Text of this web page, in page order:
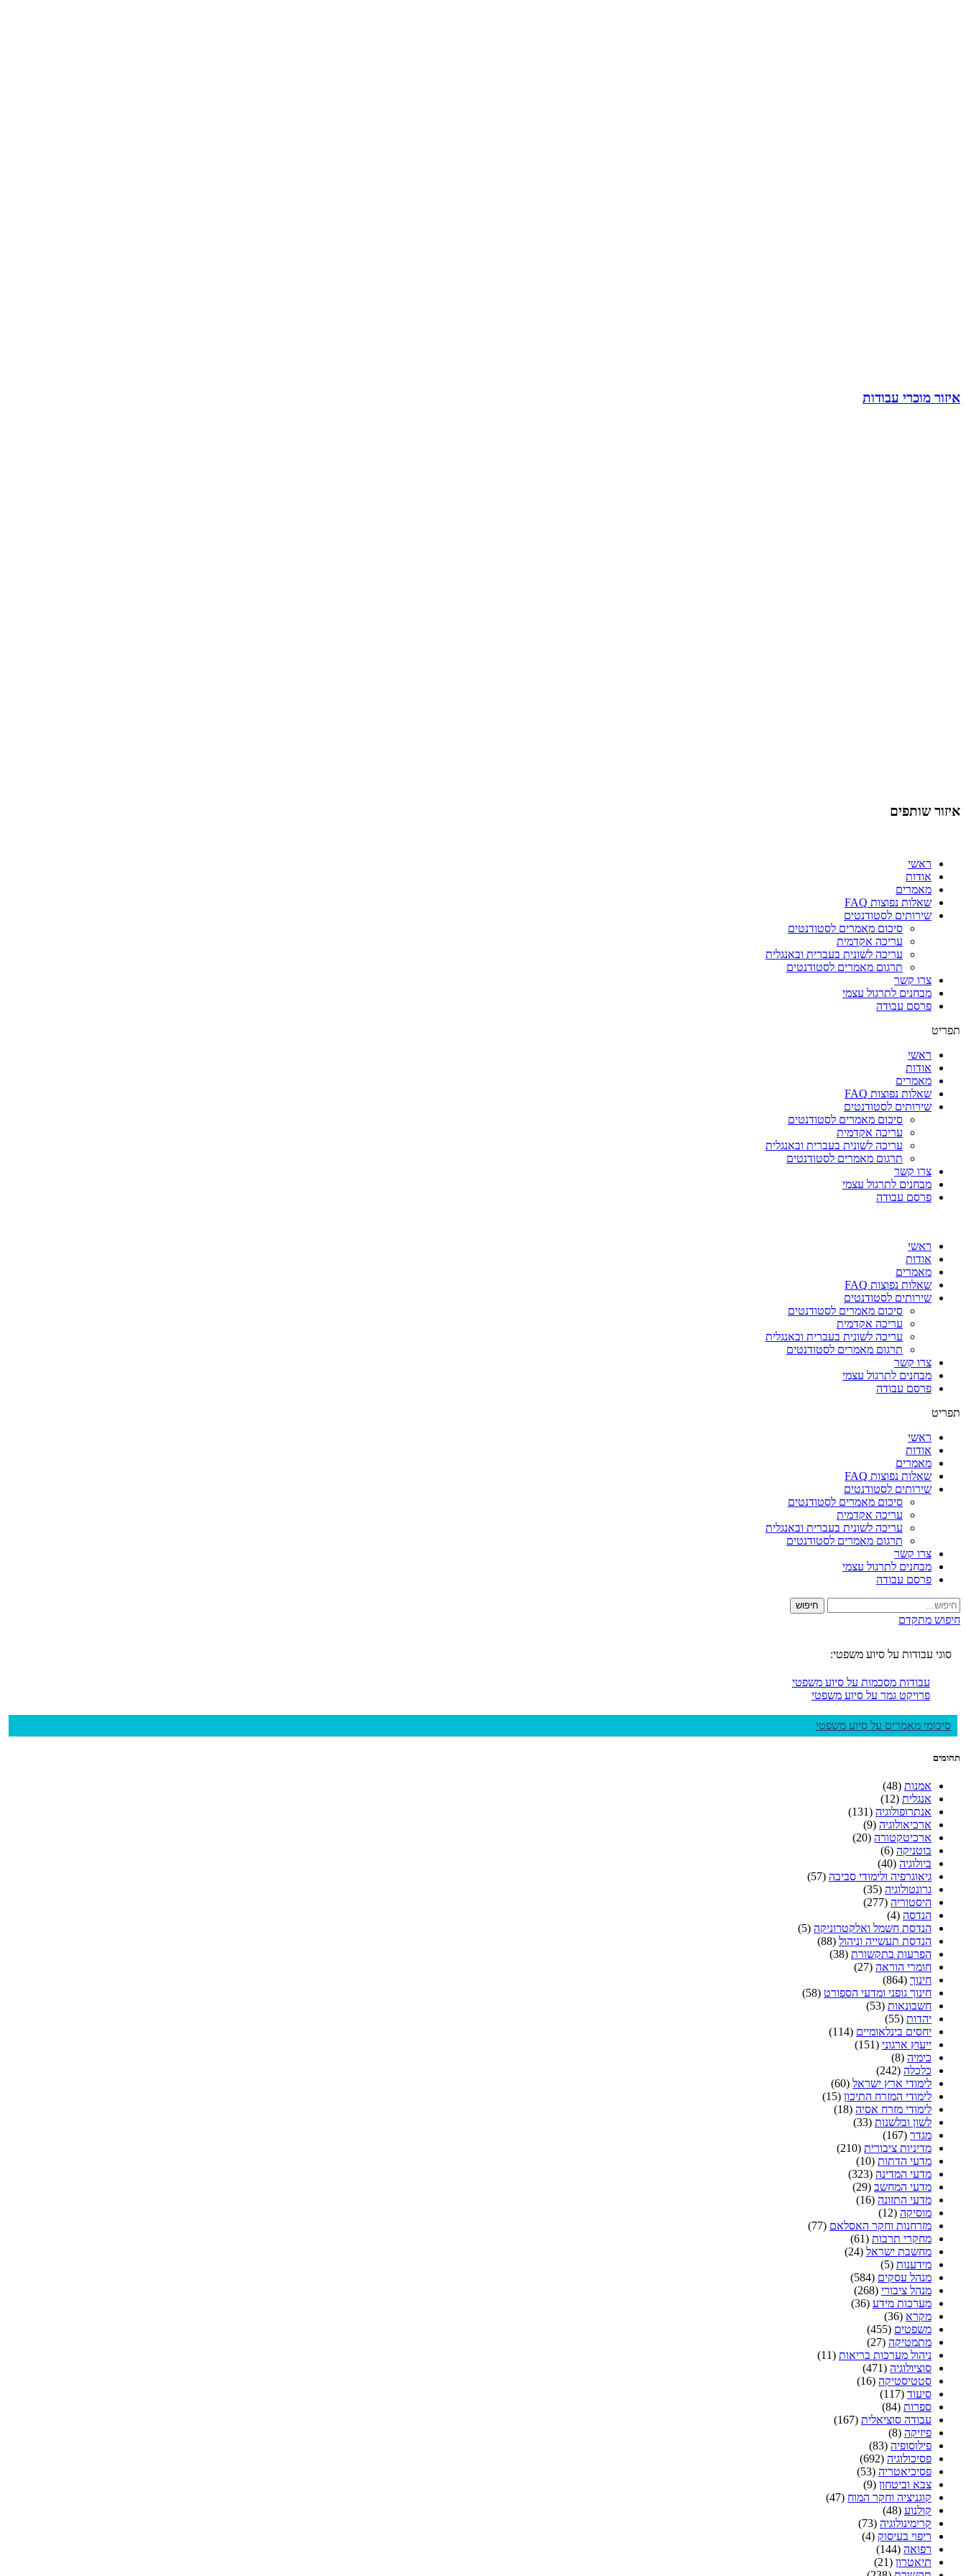
איזור מוכרי עבודות
איזור שותפים
ראשי
אודות
מאמרים
שאלות נפוצות FAQ
שירותים לסטודנטים
סיכום מאמרים לסטודנטים
עריכה אקדמית
עריכה לשונית בעברית ובאנגלית
תרגום מאמרים לסטודנטים
צרו קשר
מבחנים לתרגול עצמי
פרסם עבודה
תפריט
ראשי
אודות
מאמרים
שאלות נפוצות FAQ
שירותים לסטודנטים
סיכום מאמרים לסטודנטים
עריכה אקדמית
עריכה לשונית בעברית ובאנגלית
תרגום מאמרים לסטודנטים
צרו קשר
מבחנים לתרגול עצמי
פרסם עבודה
ראשי
אודות
מאמרים
שאלות נפוצות FAQ
שירותים לסטודנטים
סיכום מאמרים לסטודנטים
עריכה אקדמית
עריכה לשונית בעברית ובאנגלית
תרגום מאמרים לסטודנטים
צרו קשר
מבחנים לתרגול עצמי
פרסם עבודה
תפריט
ראשי
אודות
מאמרים
שאלות נפוצות FAQ
שירותים לסטודנטים
סיכום מאמרים לסטודנטים
עריכה אקדמית
עריכה לשונית בעברית ובאנגלית
תרגום מאמרים לסטודנטים
צרו קשר
מבחנים לתרגול עצמי
פרסם עבודה
חיפוש
חיפוש מתקדם
סוגי עבודות על סיוע משפטי:
עבודות מסכמות על סיוע משפטי
פרויקט גמר על סיוע משפטי
סיכומי מאמרים על סיוע משפטי
תחומים
אמנות (48)
אנגלית (12)
אנתרופולוגיה (131)
ארכיאולוגיה (9)
ארכיטקטורה (20)
בוטניקה (6)
ביולוגיה (40)
גיאוגרפיה ולימודי סביבה (57)
גרונטולוגיה (35)
היסטוריה (277)
הנדסה (4)
הנדסת חשמל ואלקטרוניקה (5)
הנדסת תעשייה וניהול (88)
הפרעות בתקשורת (38)
חומרי הוראה (27)
חינוך (864)
חינוך גופני ומדעי הספורט (58)
חשבונאות (53)
יהדות (55)
יחסים בינלאומיים (114)
ייעוץ ארגוני (151)
כימיה (8)
כלכלה (242)
לימודי ארץ ישראל (60)
לימודי המזרח התיכון (15)
לימודי מזרח אסיה (18)
לשון ובלשנות (33)
מגדר (167)
מדיניות ציבורית (210)
מדעי הדתות (10)
מדעי המדינה (323)
מדעי המחשב (29)
מדעי התזונה (16)
מוסיקה (12)
מזרחנות וחקר האסלאם (77)
מחקרי תרבות (61)
מחשבת ישראל (24)
מידענות (5)
מנהל עסקים (584)
מנהל ציבורי (268)
מערכות מידע (36)
מקרא (36)
משפטים (455)
מתמטיקה (27)
ניהול מערכות בריאות (11)
סוציולוגיה (471)
סטטיסטיקה (16)
סיעוד (117)
ספרות (84)
עבודה סוציאלית (167)
פיזיקה (8)
פילוסופיה (83)
פסיכולוגיה (692)
פסיכיאטריה (53)
צבא וביטחון (9)
קוגניציה וחקר המוח (47)
קולנוע (48)
קרימינולוגיה (73)
ריפוי בעיסוק (4)
רפואה (144)
תיאטרון (21)